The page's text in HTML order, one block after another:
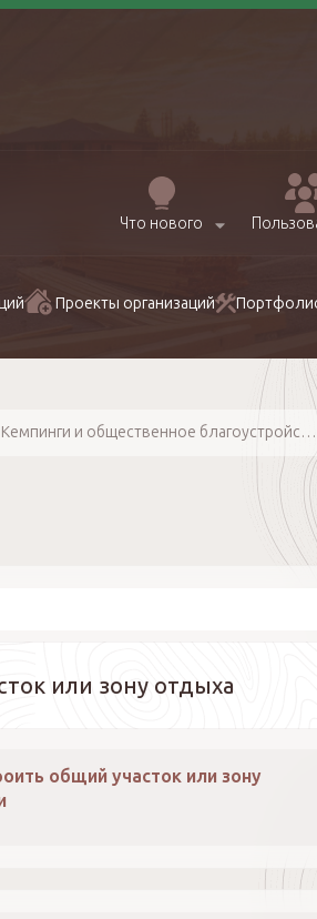
Что нового
Проекты организаций
Кемпинги и общественное благоустройство
или зону отдыха
общий участок или зону